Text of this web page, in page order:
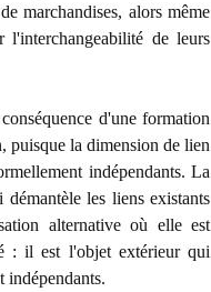
marchandises, alors même
de leurs
d'une formation
puisque la dimension de lien
indépendants. La
les liens existants
alternative où elle est
: il est l'objet extérieur qui
indépendants.